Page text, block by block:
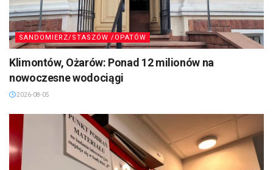
SANDOMIERZ/STASZÓW /OPATÓW
Klimontów, Ożarów: Ponad 12 milionów na
nowoczesne wodociągi
2026-08-05